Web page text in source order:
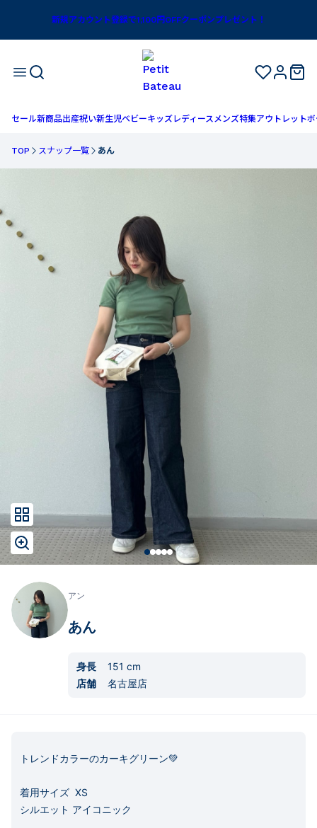
新規アカウント登録で1,100円OFFクーポンプレゼント！
セール新商品出産祝い新生児ベビーキッズ レディースメンズ特集アウトレットボ
TOP スナップ一覧 あん
アン
あん
身長 151 cm
店舗
名古屋店
トレンドカラーのカーキグリーン💚
着用サイズ  XS
シルエット アイコニック